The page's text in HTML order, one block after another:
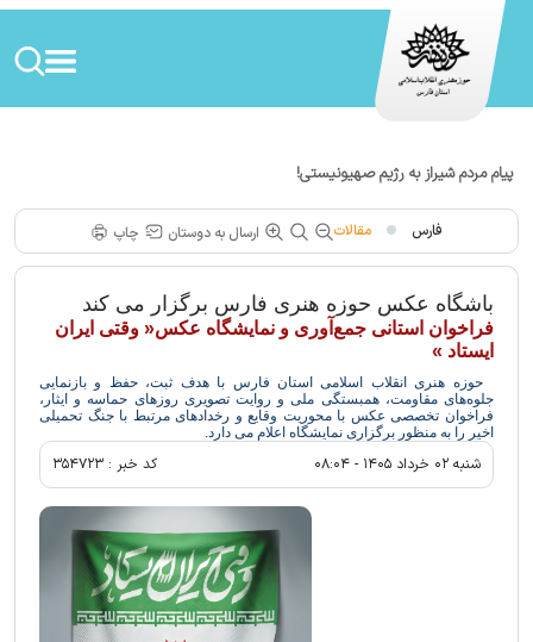
پیام مردم شیراز به رژیم صهیونیستی!
فارس مقالات ارسال به دوستان چاپ
باشگاه عکس حوزه هنری فارس برگزار می کند
فراخوان استانی جمع‌آوری و نمایشگاه عکس« وقتی ایران
ایستاد »
حوزه هنری انقلاب اسلامی استان فارس با هدف ثبت، حفظ و بازنمایی
جلوه‌های مقاومت، همبستگی ملی و روایت تصویری روزهای حماسه و ایثار،
فراخوان تخصصی عکس با محوریت وقایع و رخدادهای مرتبط با جنگ تحمیلی
اخیر را به منظور برگزاری نمایشگاه اعلام می دارد.
شنبه ۰۲ خرداد ۱۴۰۵ - ۰۸:۰۴ کد خبر :